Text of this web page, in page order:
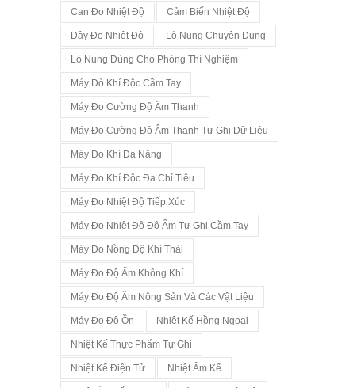
Can Đo Nhiệt Độ Cảm Biến Nhiệt Độ
Dây Đo Nhiệt Độ Lò Nung Chuyên Dụng
Lò Nung Dùng Cho Phòng Thí Nghiệm
Máy Dò Khí Độc Cầm Tay
Máy Đo Cường Độ Âm Thanh
Máy Đo Cường Độ Âm Thanh Tự Ghi Dữ Liệu
Máy Đo Khí Đa Năng
Máy Đo Khí Độc Đa Chỉ Tiêu
Máy Đo Nhiệt Độ Tiếp Xúc
Máy Đo Nhiệt Độ Độ Ẩm Tự Ghi Cầm Tay
Máy Đo Nồng Độ Khí Thải
Máy Đo Độ Ẩm Không Khí
Máy Đo Độ Ẩm Nông Sản Và Các Vật Liệu
Máy Đo Độ Ồn Nhiệt Kế Hồng Ngoại
Nhiệt Kế Thực Phẩm Tự Ghi
Nhiệt Kế Điện Tử Nhiệt Ẩm Kế